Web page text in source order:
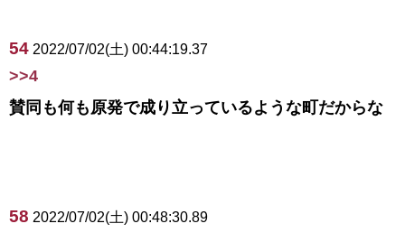
54 2022/07/02(土) 00:44:19.37
>>4
賛同も何も原発で成り立っているような町だからな
58 2022/07/02(土) 00:48:30.89